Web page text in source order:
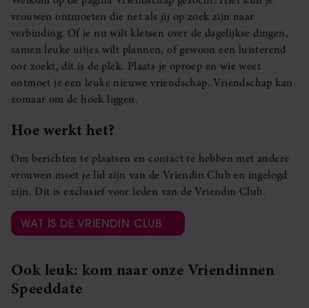
vrouwen ontmoeten die net als jij op zoek zijn naar
verbinding. Of je nu wilt kletsen over de dagelijkse dingen,
samen leuke uitjes wilt plannen, of gewoon een luisterend
oor zoekt, dit is de plek. Plaats je oproep en wie weet
ontmoet je een leuke nieuwe vriendschap. Vriendschap kan
zomaar om de hoek liggen.
Hoe werkt het?
Om berichten te plaatsen en contact te hebben met andere
vrouwen moet je lid zijn van de Vriendin Club en ingelogd
zijn. Dit is exclusief voor leden van de Vriendin Club.
WAT IS DE VRIENDIN CLUB
Ook leuk: kom naar onze Vriendinnen
Speeddate